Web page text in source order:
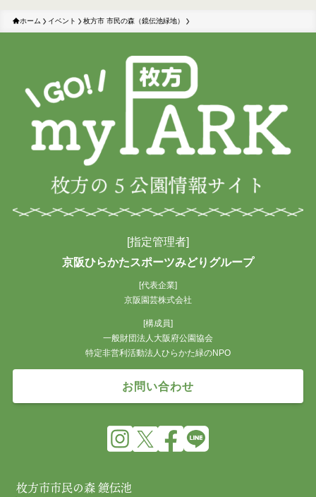
ホーム イベント 枚方市 市民の森（鏡伝池緑地）
[指定管理者]
京阪ひらかたスポーツみどりグループ
[代表企業]
京阪園芸株式会社
[構成員]
一般財団法人大阪府公園協会
特定非営利活動法人ひらかた緑のNPO
お問い合わせ
枚方市市民の森 鏡伝池